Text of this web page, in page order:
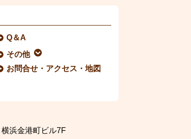
Q＆A
その他
お問合せ・アクセス・地図
横浜金港町ビル7F